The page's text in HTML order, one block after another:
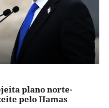
plano norte-
pelo Hamas